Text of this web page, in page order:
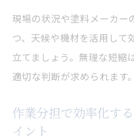
現場の状況や塗料メーカー
つ、天候や機材を活用して
立てましょう。無理な短縮
適切な判断が求められます。
作業分担で効率化す
イント